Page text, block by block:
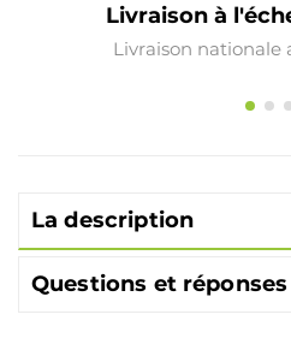
Livraison à
Livraison nationale
La description
Questions et réponses